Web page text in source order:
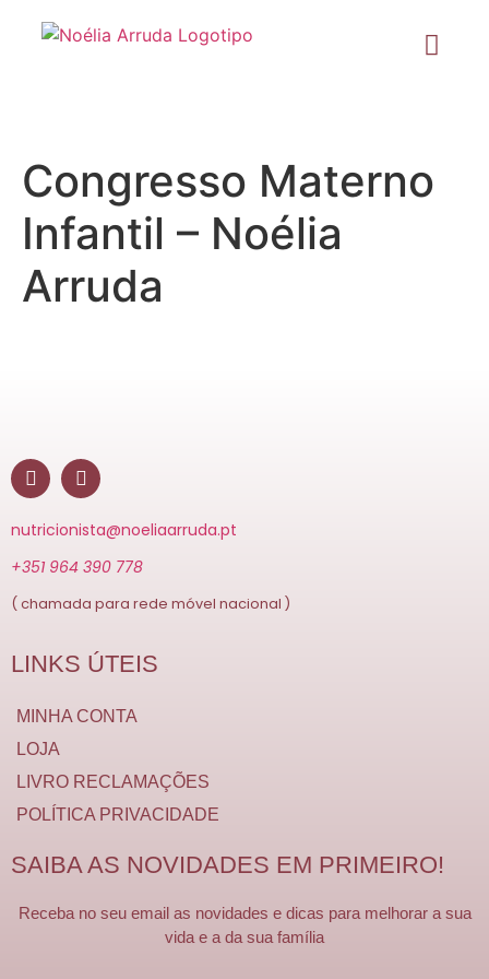
Congresso Materno
Infantil – Noélia
Arruda
nutricionista@noeliaarruda.pt
+351 964 390 778
( chamada para rede móvel nacional )
LINKS ÚTEIS
MINHA CONTA
LOJA
LIVRO RECLAMAÇÕES
POLÍTICA PRIVACIDADE
SAIBA AS NOVIDADES EM PRIMEIRO!
Receba no seu email as novidades e dicas para melhorar a sua
vida e a da sua família